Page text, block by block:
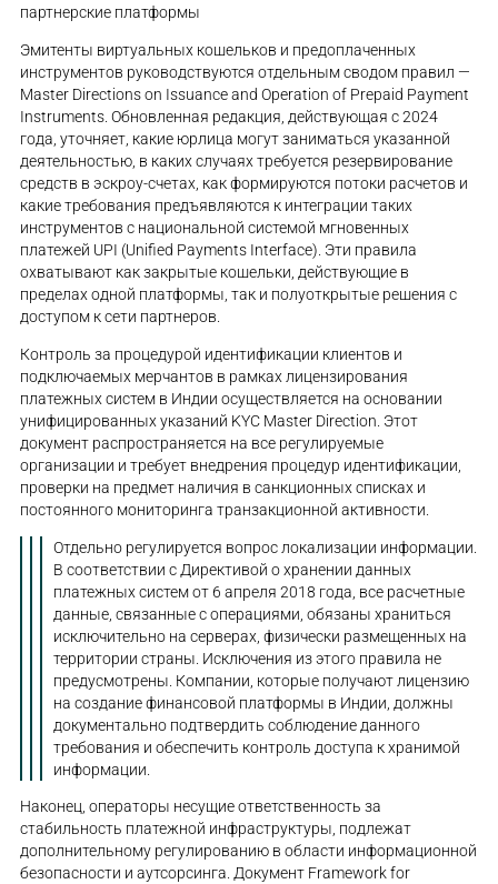
партнерские платформы
Эмитенты виртуальных кошельков и предоплаченных
инструментов руководствуются отдельным сводом правил —
Master Directions on Issuance and Operation of Prepaid Payment
Instruments. Обновленная редакция, действующая с 2024
года, уточняет, какие юрлица могут заниматься указанной
деятельностью, в каких случаях требуется резервирование
средств в эскроу-счетах, как формируются потоки расчетов и
какие требования предъявляются к интеграции таких
инструментов с национальной системой мгновенных
платежей UPI (Unified Payments Interface). Эти правила
охватывают как закрытые кошельки, действующие в
пределах одной платформы, так и полуоткрытые решения с
доступом к сети партнеров.
Контроль за процедурой идентификации клиентов и
подключаемых мерчантов в рамках лицензирования
платежных систем в Индии осуществляется на основании
унифицированных указаний KYC Master Direction. Этот
документ распространяется на все регулируемые
организации и требует внедрения процедур идентификации,
проверки на предмет наличия в санкционных списках и
постоянного мониторинга транзакционной активности.
Отдельно регулируется вопрос локализации информации.
В соответствии с Директивой о хранении данных
платежных систем от 6 апреля 2018 года, все расчетные
данные, связанные с операциями, обязаны храниться
исключительно на серверах, физически размещенных на
территории страны. Исключения из этого правила не
предусмотрены. Компании, которые получают лицензию
на создание финансовой платформы в Индии, должны
документально подтвердить соблюдение данного
требования и обеспечить контроль доступа к хранимой
информации.
Наконец, операторы несущие ответственность за
стабильность платежной инфраструктуры, подлежат
дополнительному регулированию в области информационной
безопасности и аутсорсинга. Документ Framework for